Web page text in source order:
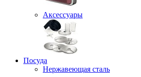
Аксессуары
Посуда
Нержавеющая сталь